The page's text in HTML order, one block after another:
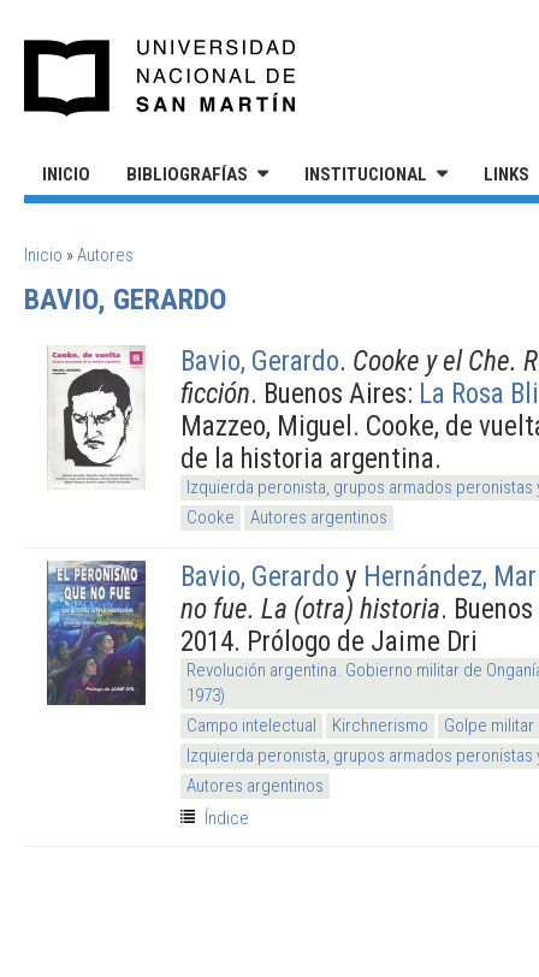
INICIO BIBLIOGRAFÍAS INSTITUCIONAL LINKS
SE ENCUENTRA USTED AQUÍ
Inicio »Autores
BAVIO, GERARDO
Bavio, Gerardo. Cooke y el Che.
ficción. Buenos Aires: La Rosa
Mazzeo, Miguel. Cooke, de
de la historia argentina.
Izquierda peronista, grupos armados
Cooke
Autores argentinos
Bavio, Gerardo y Hernández,
no fue. La (otra) historia.
2014. Prólogo de Jaime Dri
Revolución argentina. Gobierno militar de
1973)
Campo intelectual
Kirchnerismo
Golpe militar
Izquierda peronista, grupos armados
Autores argentinos
Índice